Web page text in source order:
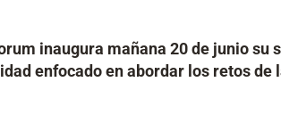
inaugura mañana 20 de junio su
enfocado en abordar los retos